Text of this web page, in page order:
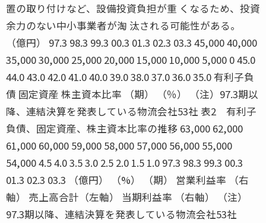
置の取り付けなど、設備投資負担が重 くなるため、投資
余力のない中小事業者が淘 汰される可能性がある。
（億円） 97.3 98.3 99.3 00.3 01.3 02.3 03.3 45,000 40,000
35,000 30,000 25,000 20,000 15,000 10,000 5,000 0 45.0
44.0 43.0 42.0 41.0 40.0 39.0 38.0 37.0 36.0 35.0 有利子負
債 固定資産 株主資本比率 （期） （％） （注）97.3期以
降、連結決算を発表している物流会社53社 表2 有利子
負債、固定資産、株主資本比率の推移 63,000 62,000
61,000 60,000 59,000 58,000 57,000 56,000 55,000
54,000 4.5 4.0 3.5 3.0 2.5 2.0 1.5 1.0 97.3 98.3 99.3 00.3
01.3 02.3 03.3 （億円） （%） （期） 営業利益率 （右
軸） 売上高合計（左軸） 当期利益率 （右軸） （注）
97.3期以降、連結決算を発表している物流会社53社